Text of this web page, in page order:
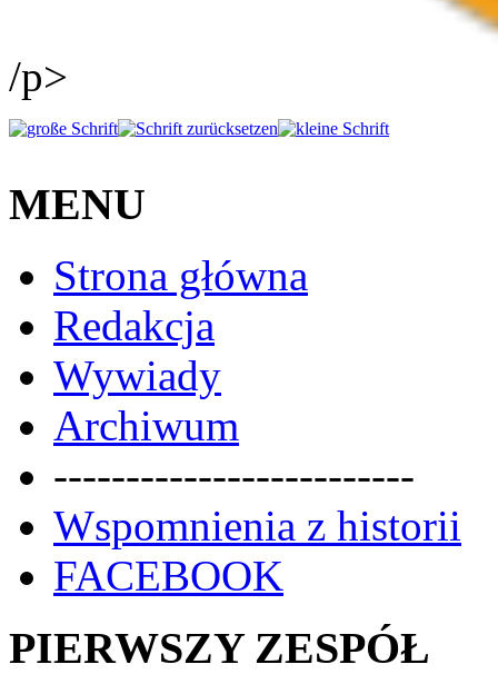
/p>
MENU
Strona główna
Redakcja
Wywiady
Archiwum
-------------------------
Wspomnienia z historii
FACEBOOK
PIERWSZY ZESPÓŁ